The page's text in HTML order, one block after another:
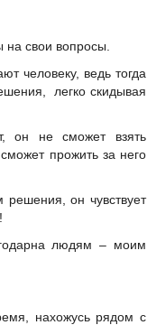
на свои вопросы.
человеку, ведь тогда
легко скидывая
он не сможет взять
прожить за него
решения, он чувствует
людям – моим
нахожусь рядом с